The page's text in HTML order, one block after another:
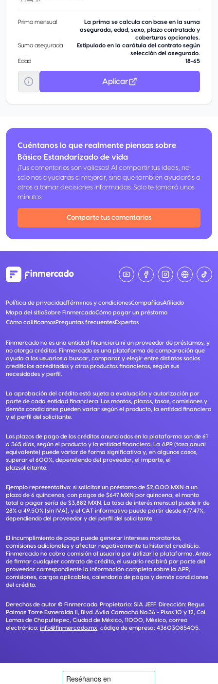
Prima mensual
La prima se calcula con base en la suma
asegurada, edad, sexo, plazo contratado y
coberturas opcionales.
Suma asegurada
Estipulado en la carátula del contrato según
selección del asegurado.
Edad
18-65
Aplicar
Cuéntanos lo que realmente piensas sobre
Básico Estandarizado de vida
¡Tus comentarios son valiosos! Al compartir tus ideas, no
solo nos ayudarás a mejorar, sino que también ayudarás a
otros a tomar decisiones informadas. Solo te tomará unos
minutos.
Comparte tus comentarios
Política de privacidadTérminos y condicionesCompañíasAfiliado
Mapa del sitioSobre FinmercadoCómo pagar un préstamo
Cómo calificamosPreguntas frecuentesExpertos
Finmercado no es una entidad financiera ni un proveedor de préstamos, y
no otorga créditos. Finmercado es una plataforma de comparación que
ayuda a los usuarios a buscar, comparar y elegir entre distintos socios
crediticios acreditados y otros productos financieros, según sus
necesidades y perfil.
La aprobación del crédito está sujeta a evaluación y autorización por
parte de cada entidad financiera. Los montos, plazos, tasas, comisiones y
demás condiciones pueden variar según el producto, la entidad financiera
y el perfil del solicitante.
Los plazos de pago de los créditos anunciados en la plataforma son de 61
a 365 días, según el producto y la entidad financiera. La APR (tasa anual
equivalente) puede variar de forma significativa y, en algunos casos,
superar el 600%, dependiendo del proveedor, el importe, el
plazsolicitante.
Ejemplo representativo: si solicitas un préstamo de $2,000 MXN a un
plazo de 6 quincenas, con pagos de $647 MXN por quincena, el monto
total a pagar sería de $3,882 MXN. La tasa de interés mensual puede ir de
28% a 49.50% (sin IVA), y el CAT informativo puede partir desde 677.47%,
dependiendo del proveedor y del perfil del solicitante.
El incumplimiento de pago puede generar intereses moratorios,
comisiones adicionales y afectar negativamente tu historial crediticio.
Finmercado no cobra comisión al usuario por utilizar la plataforma. Antes
de firmar cualquier contrato de crédito, el usuario recibirá por parte del
proveedor correspondiente la información completa sobre la APR,
comisiones, cargos aplicables, calendario de pagos y demás condiciones
del crédito.
Derechos de autor © Finmercado. Propietario: SIA JEFF. Dirección: Regus
Palmas Torre Esmeralda II, Blvd. Ávila Camacho No.36 - Pisos 10 y 12, Col.
Lomas de Chapultepec, Ciudad de México, 11000, México, correo
electrónico: info@finmercado.mx, código de empresa: 43603085405.